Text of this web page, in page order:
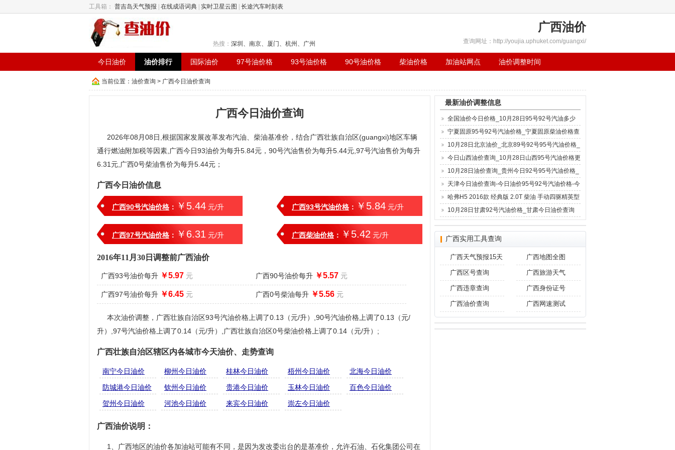
热搜： 深圳 、 南京、 厦门、 杭州 、 广州
广西油价
查询网址：http://youjia.uphuket.com/guangxi/
今日油价 油价排行 国际油价 97号油价格 93号油价格 90号油价格 柴油价格 加油站网点 油价调整时间
工具箱： 普吉岛天气预报 在线成语词典 实时卫星云图 长途汽车时刻表
当前位置： 油价查询 > 广西今日油价查询
广西今日油价查询
2026年08月08日,根据国家发展改革发布汽油、柴油基准价，结合广西壮族自治区(guangxi)地区车辆
通行燃油附加税等因素,广西今日93油价为每升5.84元，90号汽油售价为每升5.44元,97号汽油售价为每升
6.31元,广西0号柴油售价为每升5.44元；
广西今日油价信息
广西90号汽油价格 ： ￥5.44 元/升 广西93号汽油价格 ： ￥5.84 元/升
广西97号汽油价格 ： ￥6.31 元/升 广西柴油价格 ： ￥5.42 元/升
2016年11月30日调整前广西油价
广西93号油价每升 ￥5.97 元 广西90号油价每升 ￥5.57 元
广西97号油价每升 ￥6.45 元 广西0号柴油每升 ￥5.56 元
本次油价调整，广西壮族自治区93号汽油价格上调了0.13（元/升）,90号汽油价格上调了0.13（元/
升）,97号汽油价格上调了0.14（元/升）,广西壮族自治区0号柴油价格上调了0.14（元/升）;
广西壮族自治区辖区内各城市今天油价、走势查询
南宁今日油价 柳州今日油价 桂林今日油价 梧州今日油价
北海今日油价
防城港今日油价
钦州今日油价 贵港今日油价 玉林今日油价
百色今日油价
贺州今日油价
河池今日油价 来宾今日油价 崇左今日油价
广西油价说明：
1、广西地区的油价各加油站可能有不同，是因为发改委出台的是基准价，允许石油、石化集团公司在
最新油价调整信息
全国油价今日价格_10月28日95号92号汽油多少
钱一升
宁夏固原95号92号汽油价格_宁夏固原柴油价格查
询-10月28日宁夏固原
10月28日北京油价_北京89号92号95号汽油价格_
北京0号柴油价格查
今日山西油价查询_10月28日山西95号汽油价格更
新
10月28日油价查询_贵州今日92号95号汽油价格_
油价多少钱一升
天津今日油价查询-今日油价95号92号汽油价格-今
日柴油价格(10月28
哈弗H5 2016款 经典版 2.0T 柴油 手动四驱精英型
一公里需要几
10月28日甘肃92号汽油价格_甘肃今日油价查询
广西实用工具查询
广西天气预报15天 广西地图全图
广西区号查询 广西旅游天气
广西违章查询 广西身份证号
广西油价查询 广西网速测试